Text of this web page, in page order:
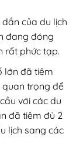
của du lịch
đang đóng
rất phức tạp.
lớn đã tiêm
quan trọng để
với các du
đã tiêm đủ 2
lịch sang các